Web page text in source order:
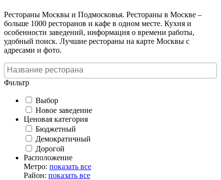
Рестораны Москвы и Подмосковья. Рестораны в Москве –
больше 1000 ресторанов и кафе в одном месте. Кухня и
особенности заведений, информация о времени работы,
удобный поиск. Лучшие рестораны на карте Москвы с
адресами и фото.
Фильтр
Выбор
Новое заведение
Ценовая категория
Бюджетный
Демократичный
Дорогой
Расположение
Метро: показать все
Район: показать все